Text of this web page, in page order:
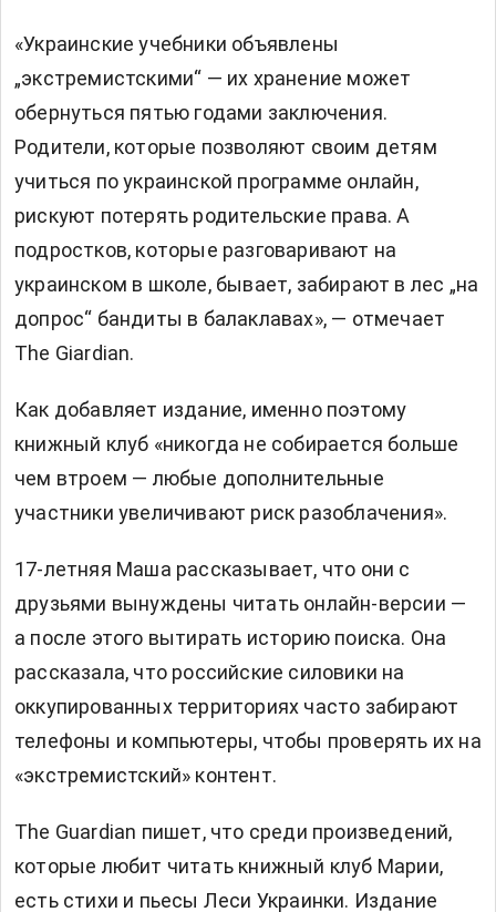
«Украинские учебники объявлены
„экстремистскими“ — их хранение может
обернуться пятью годами заключения.
Родители, которые позволяют своим детям
учиться по украинской программе онлайн,
рискуют потерять родительские права. А
подростков, которые разговаривают на
украинском в школе, бывает, забирают в лес „на
допрос“ бандиты в балаклавах», — отмечает
The Giardian.
Как добавляет издание, именно поэтому
книжный клуб «никогда не собирается больше
чем втроем — любые дополнительные
участники увеличивают риск разоблачения».
17-летняя Маша рассказывает, что они с
друзьями вынуждены читать онлайн-версии —
а после этого вытирать историю поиска. Она
рассказала, что российские силовики на
оккупированных территориях часто забирают
телефоны и компьютеры, чтобы проверять их на
«экстремистский» контент.
The Guardian пишет, что среди произведений,
которые любит читать книжный клуб Марии,
есть стихи и пьесы Леси Украинки. Издание